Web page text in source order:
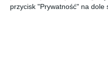
przycisk "Prywatność" na dole